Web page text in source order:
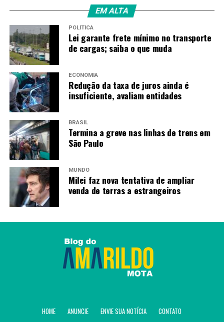
EM ALTA
POLÍTICA
Lei garante frete mínimo no transporte
de cargas; saiba o que muda
ECONOMIA
Redução da taxa de juros ainda é
insuficiente, avaliam entidades
BRASIL
Termina a greve nas linhas de trens em
São Paulo
MUNDO
Milei faz nova tentativa de ampliar
venda de terras a estrangeiros
HOME ANUNCIE ENVIE SUA NOTÍCIA CONTATO